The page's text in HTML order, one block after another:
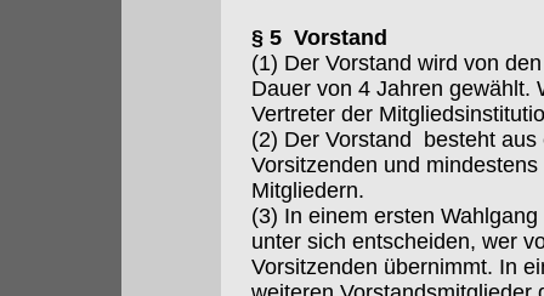
§ 5 Vorstand
(1) Der Vorstand wird von
Dauer von 4 Jahren gewählt.
Vertreter der
(2) Der Vorstand besteht
Vorsitzenden und
Mitgliedern.
(3) In einem ersten
unter sich entscheiden, wer
Vorsitzenden übernimmt. In